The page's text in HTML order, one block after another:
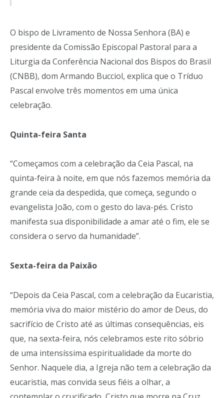
O bispo de Livramento de Nossa Senhora (BA) e
presidente da Comissão Episcopal Pastoral para a
Liturgia da Conferência Nacional dos Bispos do Brasil
(CNBB), dom Armando Bucciol, explica que o Tríduo
Pascal envolve três momentos em uma única
celebração.
Quinta-feira Santa
“Começamos com a celebração da Ceia Pascal, na
quinta-feira à noite, em que nós fazemos memória da
grande ceia da despedida, que começa, segundo o
evangelista João, com o gesto do lava-pés. Cristo
manifesta sua disponibilidade a amar até o fim, ele se
considera o servo da humanidade”.
Sexta-feira da Paixão
“Depois da Ceia Pascal, com a celebração da Eucaristia,
memória viva do maior mistério do amor de Deus, do
sacrifício de Cristo até as últimas consequências, eis
que, na sexta-feira, nós celebramos este rito sóbrio
de uma intensíssima espiritualidade da morte do
Senhor. Naquele dia, a Igreja não tem a celebração da
eucaristia, mas convida seus fiéis a olhar, a